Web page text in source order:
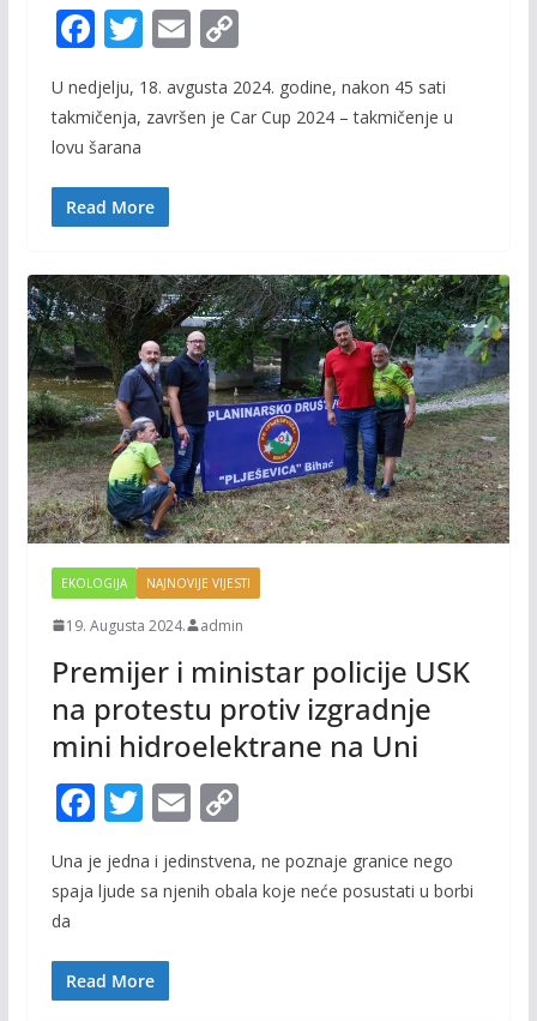
F
ac
e
b
o
o
T
itt
E
ai
C
p
U nedjelju, 18. avgusta 2024. godine, nakon 45 sati
takmičenja, završen je Car Cup 2024 – takmičenje u
lovu šarana
Read More
EKOLOGIJA NAJNOVIJE VIJESTI
19. Augusta 2024. admin
Premijer i ministar policije USK
na protestu protiv izgradnje
mini hidroelektrane na Uni
F
ac
e
b
o
o
T
itt
er
E
ai
C
p
Una je jedna i jedinstvena, ne poznaje granice nego
spaja ljude sa njenih obala koje neće posustati u borbi
da
Read More